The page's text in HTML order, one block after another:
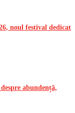
noul festival dedicat
abundență,